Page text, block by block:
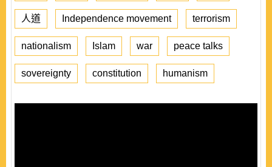
人道 Independence movement terrorism
nationalism Islam war peace talks
sovereignty constitution humanism